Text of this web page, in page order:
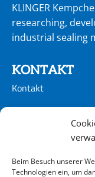
Beim Besuch unserer
Technologien ein, um
KLINGER
researching,
industrial sealing
KONTAKT
Kontakt
CONTACT
ADRESSE